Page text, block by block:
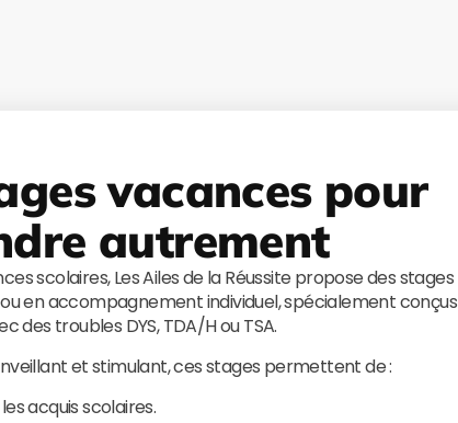
vacances pour
autrement
scolaires, Les Ailes de la Réussite propose des stages
en accompagnement individuel, spécialement conçus
des troubles DYS, TDA/H ou TSA.
et stimulant, ces stages permettent de :
les acquis scolaires.